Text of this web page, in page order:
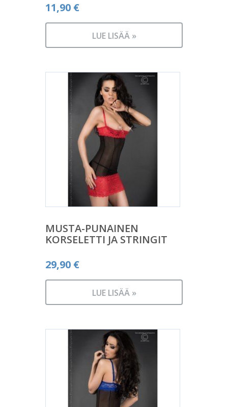
11,90 €
LUE LISÄÄ »
MUSTA-PUNAINEN
KORSELETTI JA STRINGIT
29,90 €
LUE LISÄÄ »